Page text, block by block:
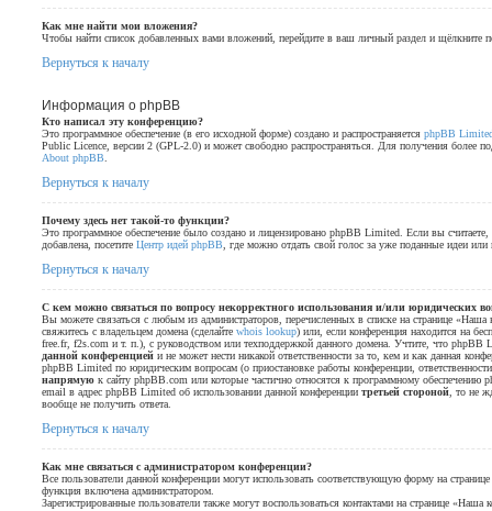
Как мне найти мои вложения?
Чтобы найти список добавленных вами вложений, перейдите в ваш личный раздел и щёлкните
Вернуться к началу
Информация о phpBB
Кто написал эту конференцию?
Это программное обеспечение (в его исходной форме) создано и распространяется phpBB
Public Licence, версии 2 (GPL-2.0) и может свободно распространяться. Для получения более
About phpBB.
Вернуться к началу
Почему здесь нет такой-то функции?
Это программное обеспечение было создано и лицензировано phpBB Limited. Если вы
добавлена, посетите Центр идей phpBB, где можно отдать свой голос за уже поданные идеи или
Вернуться к началу
С кем можно связаться по вопросу некорректного использования и/или юридических
Вы можете связаться с любым из администраторов, перечисленных в списке на странице
свяжитесь с владельцем домена (сделайте whois lookup) или, если конференция находится на
free.fr, f2s.com и т. п.), с руководством или техподдержкой данного домена. Учтите, что
данной конференцией и не может нести никакой ответственности за то, кем и как данная
phpBB Limited по юридическим вопросам (о приостановке работы конференции,
напрямую к сайту phpBB.com или которые частично относятся к программному
email в адрес phpBB Limited об использовании данной конференции третьей стороной, то не
вообще не получить ответа.
Вернуться к началу
Как мне связаться с администратором конференции?
Все пользователи данной конференции могут использовать соответствующую форму на
функция включена администратором.
Зарегистрированные пользователи также могут воспользоваться контактами на странице «Наша